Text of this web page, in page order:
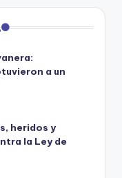
a un
heridos y
la Ley de